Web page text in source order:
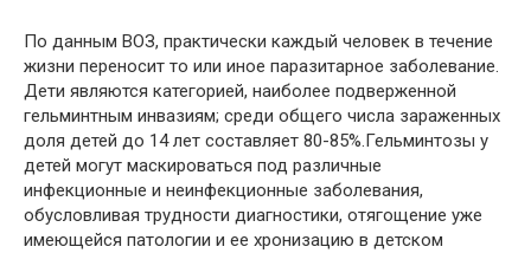
По данным ВОЗ, практически каждый человек в течение
жизни переносит то или иное паразитарное заболевание.
Дети являются категорией, наиболее подверженной
гельминтным инвазиям; среди общего числа зараженных
доля детей до 14 лет составляет 80-85%.Гельминтозы у
детей могут маскироваться под различные
инфекционные и неинфекционные заболевания,
обусловливая трудности диагностики, отягощение уже
имеющейся патологии и ее хронизацию в детском